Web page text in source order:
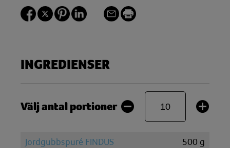
INGREDIENSER
Välj antal portioner
Jordgubbspuré FINDUS
500 g